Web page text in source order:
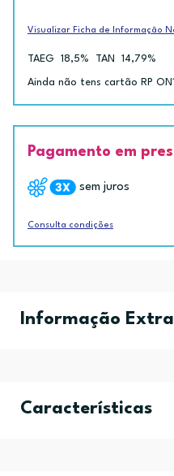
Visualizar Ficha de Informação
TAEG 18,5% TAN 14,79%
Ainda não tens cartão RP
Pagamento em
sem juros
Consulta condições
Informação Extra
Características